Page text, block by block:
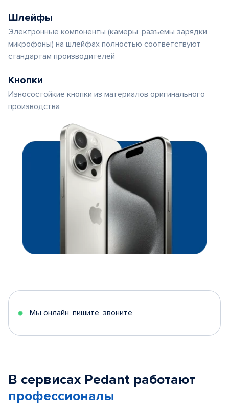
Шлейфы
Электронные компоненты (камеры, разъемы зарядки,
микрофоны) на шлейфах полностью соответствуют
стандартам производителей
Кнопки
Износостойкие кнопки из материалов оригинального
производства
Мы онлайн, пишите, звоните
В сервисах Pedant работают
профессионалы